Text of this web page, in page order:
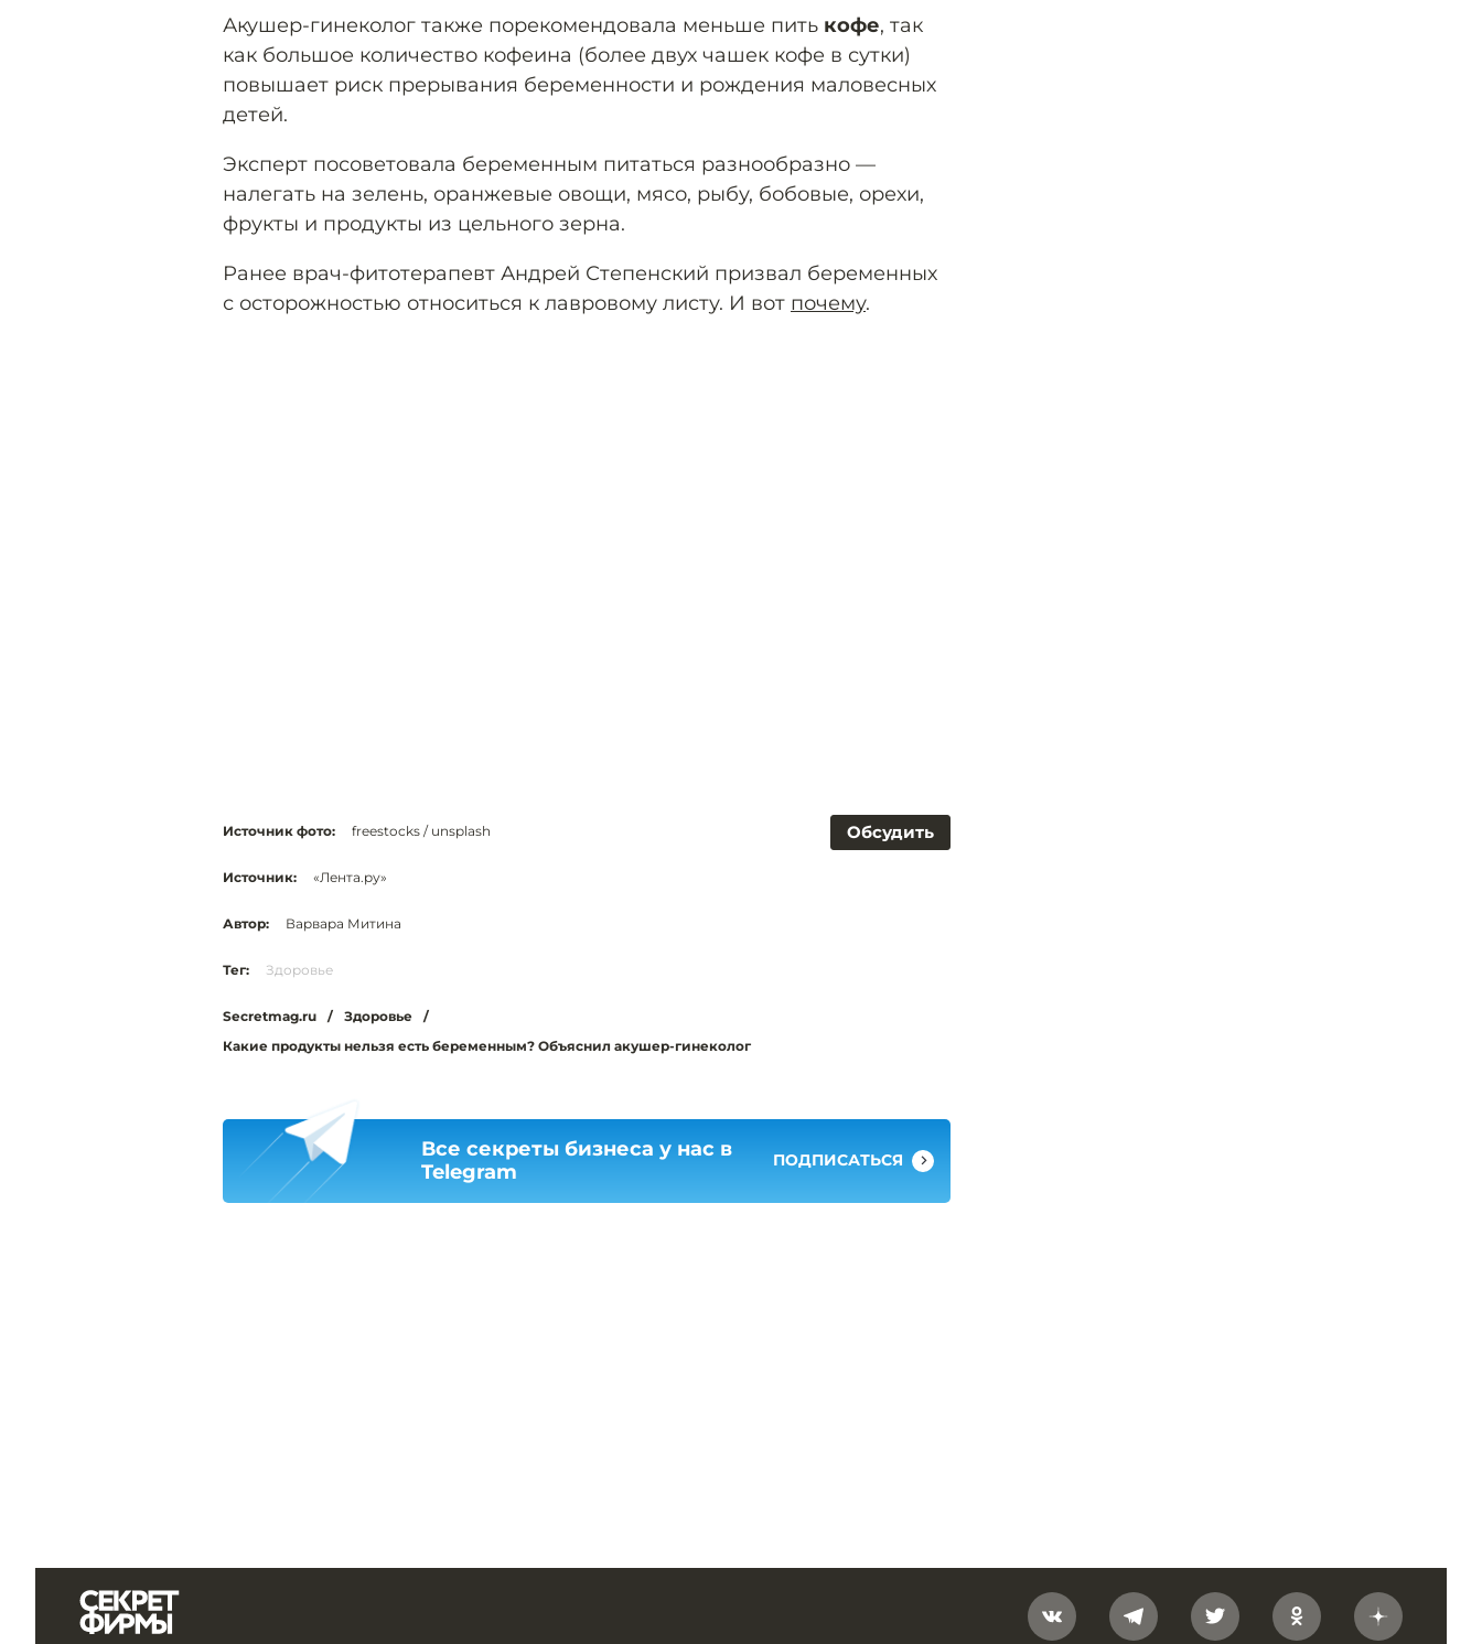
Акушер-гинеколог также порекомендовала меньше пить кофе, так
как большое количество кофеина (более двух чашек кофе в сутки)
повышает риск прерывания беременности и рождения маловесных
детей.
Эксперт посоветовала беременным питаться разнообразно —
налегать на зелень, оранжевые овощи, мясо, рыбу, бобовые, орехи,
фрукты и продукты из цельного зерна.
Ранее врач-фитотерапевт Андрей Степенский призвал беременных
с осторожностью относиться к лавровому листу. И вот почему.
Обсудить
Источник фото: freestocks / unsplash
Источник: «Лента.ру»
Автор: Варвара Митина
Тег: Здоровье
Secretmag.ru / Здоровье
/
Какие продукты нельзя есть беременным? Объяснил акушер-гинеколог
Все секреты бизнеса у нас в
Telegram
ПОДПИСАТЬСЯ